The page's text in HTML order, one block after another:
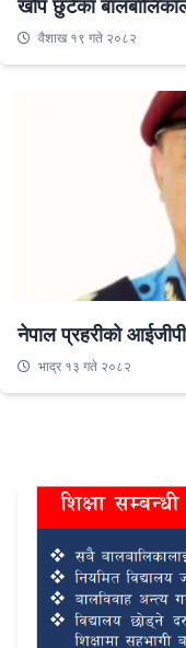
खोप छुटेका
वैशाख १९ गते २०८२
नेपाल प्रहरीको
भाद्र १३ गते २०८२